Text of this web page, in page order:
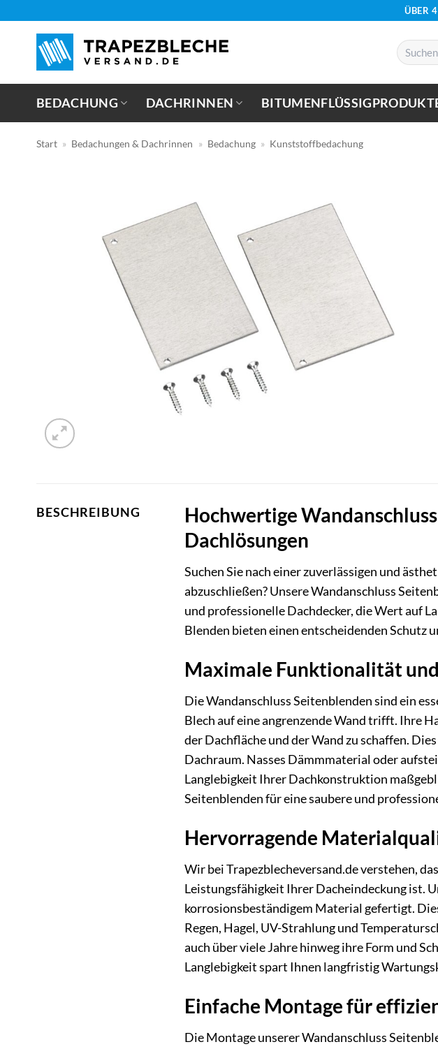
springen
ÜBER
Suchen
nach:
BEDACHUNG DACHRINNEN
Start » Bedachungen & Dachrinnen » Bedachung » Kunststoffbedachung
BESCHREIBUNG
Hochwertige
Dachlösungen
Suchen Sie nach einer zuverlässigen und
abzuschließen? Unsere Wandanschluss
und professionelle Dachdecker, die Wert auf
Blenden bieten einen entscheidenden
Maximale Funktionalität
Die Wandanschluss Seitenblenden sind ein
Blech auf eine angrenzende Wand trifft. Ihre
der Dachfläche und der Wand zu schaffen.
Dachraum. Nasses Dämmmaterial oder
Langlebigkeit Ihrer Dachkonstruktion
Seitenblenden für eine saubere und
Hervorragende
Wir bei Trapezblecheversand.de verstehen,
Leistungsfähigkeit Ihrer Dacheindeckung ist.
korrosionsbeständigem Material gefertigt.
Regen, Hagel, UV-Strahlung und
auch über viele Jahre hinweg ihre Form und
Langlebigkeit spart Ihnen langfristig
Einfache Montage für
Die Montage unserer Wandanschluss